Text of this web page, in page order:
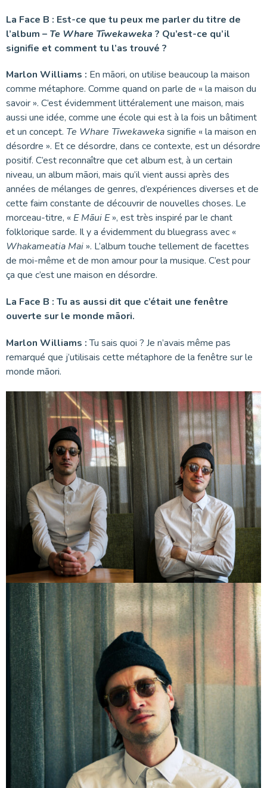
La Face B : Est-ce que tu peux me parler du titre de
l’album – Te Whare Tīwekaweka ? Qu’est-ce qu’il
signifie et comment tu l’as trouvé ?
Marlon Williams : En māori, on utilise beaucoup la maison
comme métaphore. Comme quand on parle de « la maison du
savoir ». C’est évidemment littéralement une maison, mais
aussi une idée, comme une école qui est à la fois un bâtiment
et un concept. Te Whare Tīwekawekasignifie « la maison en
désordre ». Et ce désordre, dans ce contexte, est un désordre
positif. C’est reconnaître que cet album est, à un certain
niveau, un album māori, mais qu’il vient aussi après des
années de mélanges de genres, d’expériences diverses et de
cette faim constante de découvrir de nouvelles choses. Le
morceau-titre, « E Māui E», est très inspiré par le chant
folklorique sarde. Il y a évidemment du bluegrass avec «
Whakameatia Mai ». L’album touche tellement de facettes
de moi-même et de mon amour pour la musique. C’est pour
ça que c’est une maison en désordre.
La Face B : Tu as aussi dit que c’était une fenêtre
ouverte sur le monde māori.
Marlon Williams :Tu sais quoi ? Je n’avais même pas
remarqué que j’utilisais cette métaphore de la fenêtre sur le
monde māori.